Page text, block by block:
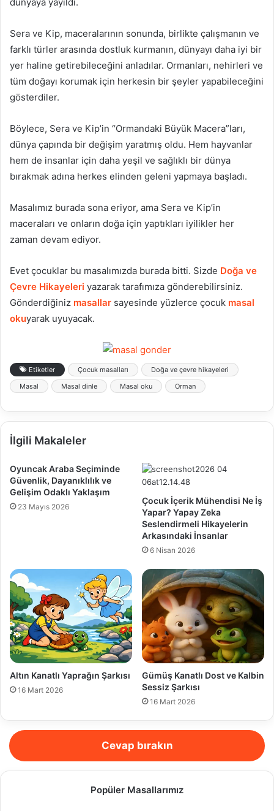
Sera ve Kip, maceralarının sonunda, birlikte çalışmanın ve
farklı türler arasında dostluk kurmanın, dünyayı daha iyi bir
yer haline getirebileceğini anladılar. Ormanları, nehirleri ve
tüm doğayı korumak için herkesin bir şeyler yapabileceğini
gösterdiler.
Böylece, Sera ve Kip’in “Ormandaki Büyük Macera”ları,
dünya çapında bir değişim yaratmış oldu. Hem hayvanlar
hem de insanlar için daha yeşil ve sağlıklı bir dünya
bırakmak adına herkes elinden geleni yapmaya başladı.
Masalımız burada sona eriyor, ama Sera ve Kip’in
maceraları ve onların doğa için yaptıkları iyilikler her
zaman devam ediyor.
Evet çocuklar bu masalımızda burada bitti. Sizde Doğa ve
Çevre Hikayeleri yazarak tarafımıza gönderebilirsiniz.
Gönderdiğiniz masallar sayesinde yüzlerce çocuk masal
okuyarak uyuyacak.
Etiketler Çocuk masalları
Doğa ve çevre hikayeleri
Masal
Masal dinle Masal oku Orman
İlgili Makaleler
Oyuncak Araba Seçiminde
Güvenlik, Dayanıklılık ve
Gelişim Odaklı Yaklaşım
23 Mayıs 2026
Çocuk İçerik Mühendisi Ne İş
Yapar? Yapay Zeka
Seslendirmeli Hikayelerin
Arkasındaki İnsanlar
6 Nisan 2026
Altın Kanatlı Yaprağın Şarkısı
16 Mart 2026
Gümüş Kanatlı Dost ve Kalbin
Sessiz Şarkısı
16 Mart 2026
Cevap bırakın
Popüler Masallarımız